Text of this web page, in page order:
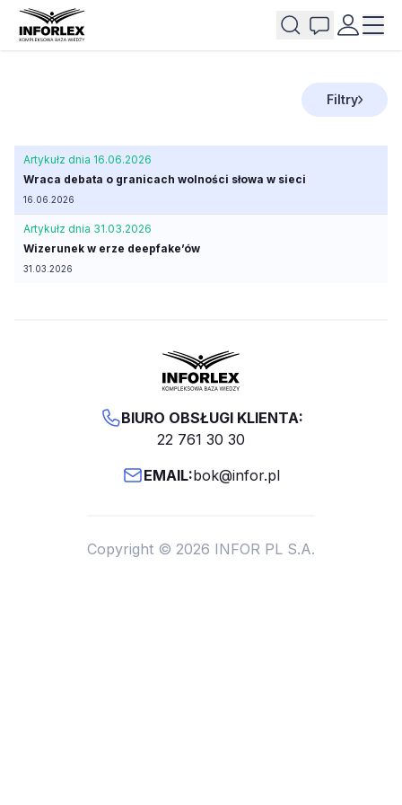
Filtry
Artykułz dnia 16.06.2026
Wraca debata o granicach wolności słowa w sieci
16.06.2026
Artykułz dnia 31.03.2026
Wizerunek w erze deepfake’ów
31.03.2026
BIURO OBSŁUGI KLIENTA:
22 761 30 30
EMAIL:bok@infor.pl
Copyright © 2026 INFOR PL S.A.